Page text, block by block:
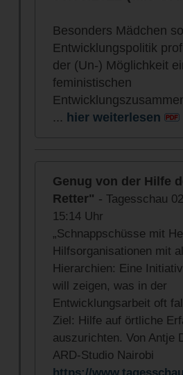
Besonders Mädchen
Entwicklungspolitik
der (Un-) Möglichkeit
feministischen
... hier weiterlesen
Genug von der Hilfe
Retter" - Tagesschau
15:14 Uhr
„Schnappschüsse mit
Hilfsorganisationen mit
Hierarchien: Eine
will zeigen, was in der
Entwicklungsarbeit oft
Ziel: Hilfe auf örtliche
auszurichten. Von Antje
ARD-Studio Nairobi
https://